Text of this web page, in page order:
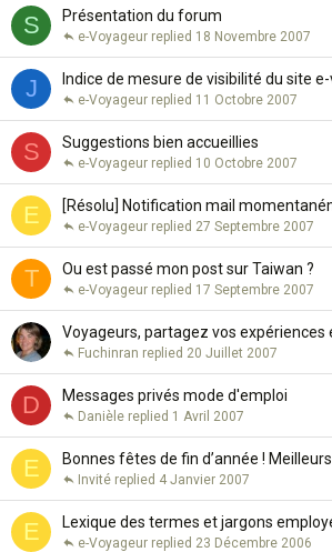
S Présentation du forum
18 Novembre 2007
e-Voyageur
J Indice de mesure de visibilité du site
11 Octobre 2007
e-Voyageur
S Suggestions bien accueillies
10 Octobre 2007
e-Voyageur
E [Résolu] Notification mail
27 Septembre 2007
e-Voyageur
T Ou est passé mon post sur Taiwan ?
17 Septembre 2007
e-Voyageur
Voyageurs, partagez vos expériences
20 Juillet 2007
Fuchinran
D Messages privés mode d'emploi
1 Avril 2007
Danièle
E Bonnes fêtes de fin d’année !
4 Janvier 2007
Invité
E Lexique des termes et jargons
23 Décembre 2006
e-Voyageur